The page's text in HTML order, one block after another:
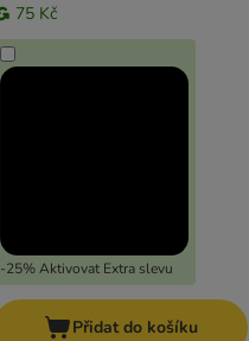
75 Kč
-25% Aktivovat Extra slevu
Přidat do košíku